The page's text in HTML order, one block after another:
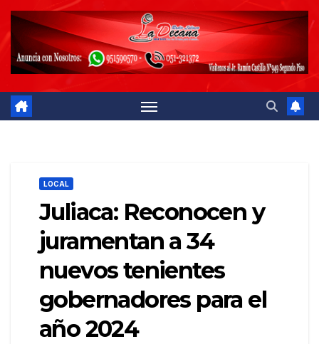
LOCAL
Juliaca: Reconocen y
juramentan a 34
nuevos tenientes
gobernadores para el
año 2024